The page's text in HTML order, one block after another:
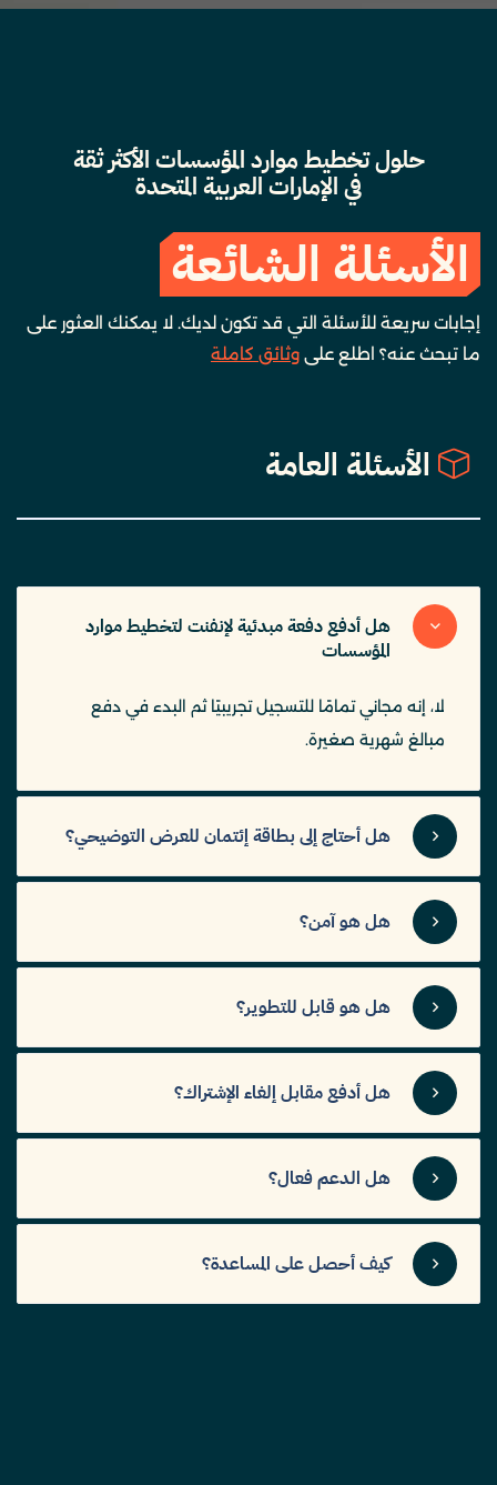
حلول تخطيط موارد المؤسسات الأكثر ثقة
في الإمارات العربية المتحدة
الأسئلة الشائعة
إجابات سريعة للأسئلة التي قد تكون لديك. لا يمكنك العثور على
ما تبحث عنه؟ اطلع على وثائق كاملة
الأسئلة العامة
هل أدفع دفعة مبدئية لإنفنت لتخطيط موارد
المؤسسات
لا، إنه مجاني تمامًا للتسجيل تجريبيًا ثم البدء في دفع
مبالغ شهرية صغيرة.
هل أحتاج إلى بطاقة إئتمان للعرض التوضيحي؟
هل هو آمن؟
هل هو قابل للتطوير؟
هل أدفع مقابل إلغاء الإشتراك؟
هل الدعم فعال؟
كيف أحصل على المساعدة؟